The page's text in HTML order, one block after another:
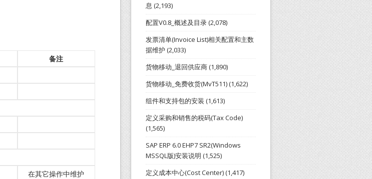
备注
在其它操作中维护
息 (2,193)
配置V0.8_概述及目录(2,078)
发票清单(Invoice List)相关配置和主数
据维护 (2,033)
货物移动_退回供应商(1,890)
货物移动_免费收货(MvT511)(1,622)
组件和支持包的安装 (1,613)
定义采购和销售的税码(Tax Code)
(1,565)
SAP ERP 6.0 EHP7 SR2(Windows
MSSQL版)安装说明 (1,525)
定义成本中心(Cost Center)(1,417)